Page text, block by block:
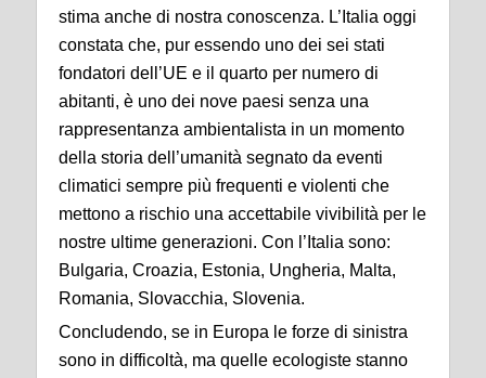
stima anche di nostra conoscenza. L’Italia oggi
constata che, pur essendo uno dei sei stati
fondatori dell’UE e il quarto per numero di
abitanti, è uno dei nove paesi senza una
rappresentanza ambientalista in un momento
della storia dell’umanità segnato da eventi
climatici sempre più frequenti e violenti che
mettono a rischio una accettabile vivibilità per le
nostre ultime generazioni. Con l’Italia sono:
Bulgaria, Croazia, Estonia, Ungheria, Malta,
Romania, Slovacchia, Slovenia.
Concludendo, se in Europa le forze di sinistra
sono in difficoltà, ma quelle ecologiste stanno